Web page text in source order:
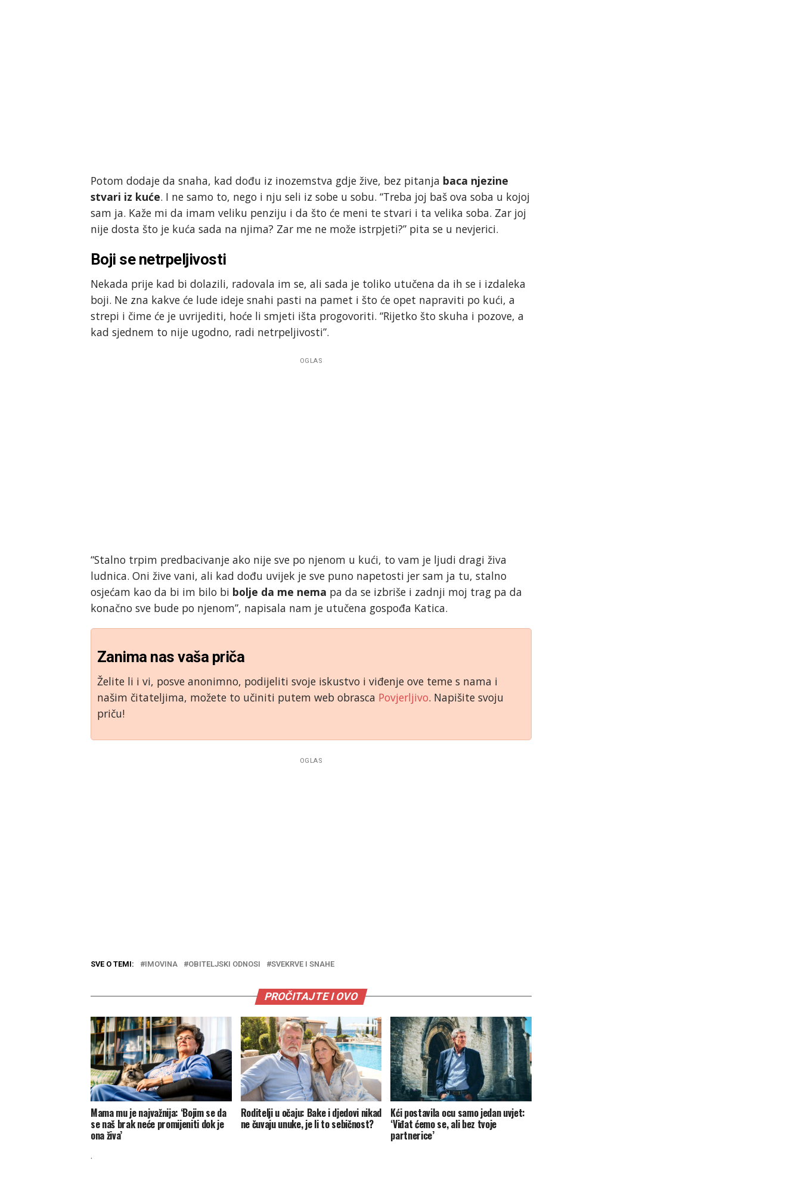
Potom dodaje da snaha, kad dođu iz inozemstva gdje žive, bez pitanja baca njezine
stvari iz kuće. I ne samo to, nego i nju seli iz sobe u sobu. “Treba joj baš ova soba u kojoj
sam ja. Kaže mi da imam veliku penziju i da što će meni te stvari i ta velika soba. Zar joj
nije dosta što je kuća sada na njima? Zar me ne može istrpjeti?” pita se u nevjerici.
Boji se netrpeljivosti
Nekada prije kad bi dolazili, radovala im se, ali sada je toliko utučena da ih se i izdaleka
boji. Ne zna kakve će lude ideje snahi pasti na pamet i što će opet napraviti po kući, a
strepi i čime će je uvrijediti, hoće li smjeti išta progovoriti. “Rijetko što skuha i pozove, a
kad sjednem to nije ugodno, radi netrpeljivosti”.
OGLAS
“Stalno trpim predbacivanje ako nije sve po njenom u kući, to vam je ljudi dragi živa
ludnica. Oni žive vani, ali kad dođu uvijek je sve puno napetosti jer sam ja tu, stalno
osjećam kao da bi im bilo bi bolje da me nema pa da se izbriše i zadnji moj trag pa da
konačno sve bude po njenom”, napisala nam je utučena gospođa Katica.
Zanima nas vaša priča
Želite li i vi, posve anonimno, podijeliti svoje iskustvo i viđenje ove teme s nama i
našim čitateljima, možete to učiniti putem web obrasca Povjerljivo. Napišite svoju
priču!
OGLAS
SVE O TEMI: IMOVINA OBITELJSKI ODNOSI SVEKRVE I SNAHE
PROČITAJTE I OVO
Mama mu je najvažnija: ‘Bojim se da
se naš brak neće promijeniti dok je
ona živa’
Roditelji u očaju: Bake i djedovi nikad
ne čuvaju unuke, je li to sebičnost?
Kći postavila ocu samo jedan uvjet:
‘Viđat ćemo se, ali bez tvoje
partnerice’
.